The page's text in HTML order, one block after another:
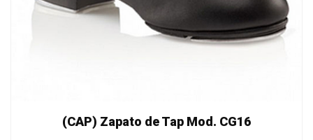
(CAP) Zapato de Tap Mod. CG16